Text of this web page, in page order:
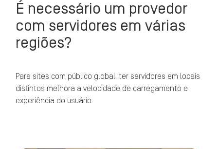
É necessário um provedor
com servidores em várias
regiões?
Para sites com público global, ter servidores em locais
distintos melhora a velocidade de carregamento e
experiência do usuário.